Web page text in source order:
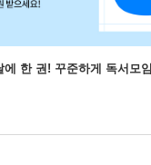
에 한 권! 꾸준하게 독서모임